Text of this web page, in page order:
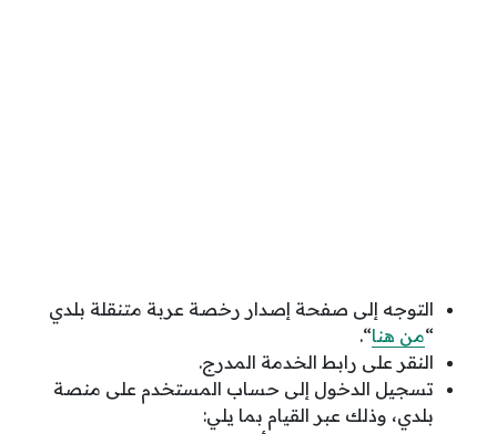
التوجه إلى صفحة إصدار رخصة عربة متنقلة بلدي
“من هنا“.
النقر على رابط الخدمة المدرج.
تسجيل الدخول إلى حساب المستخدم على منصة
بلدي، وذلك عبر القيام بما يلي: